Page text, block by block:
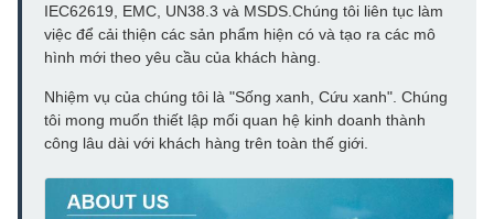
IEC62619, EMC, UN38.3 và MSDS.Chúng tôi liên tục làm
việc để cải thiện các sản phẩm hiện có và tạo ra các mô
hình mới theo yêu cầu của khách hàng.
Nhiệm vụ của chúng tôi là "Sống xanh, Cứu xanh". Chúng
tôi mong muốn thiết lập mối quan hệ kinh doanh thành
công lâu dài với khách hàng trên toàn thế giới.